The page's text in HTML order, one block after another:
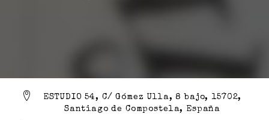
ESTUDIO 54, C/ Gómez Ulla, 8 bajo, 15702,
Santiago de Compostela, España